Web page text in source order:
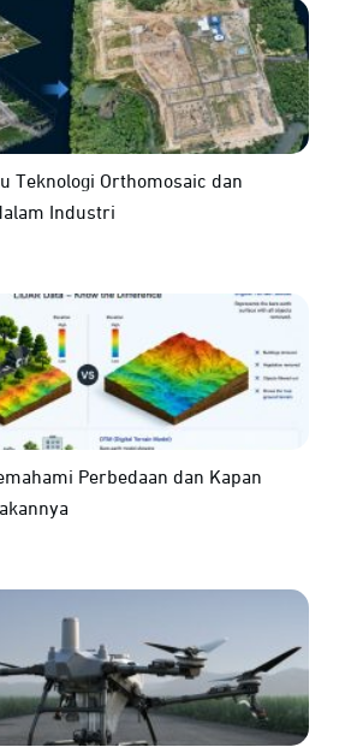
Teknologi Orthomosaic dan
Industri
Perbedaan dan Kapan